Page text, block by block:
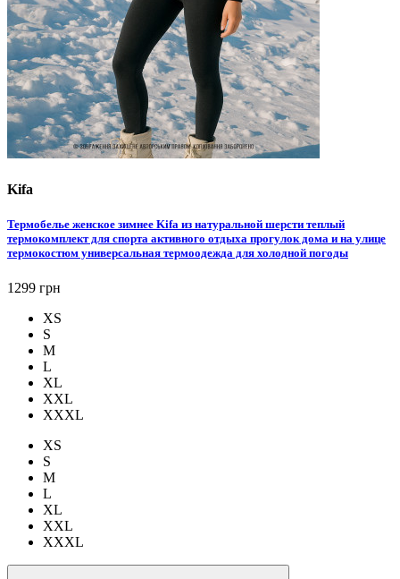
Kifa
Термобелье женское зимнее Kifa из натуральной шерсти теплый
термокомплект для спорта активного отдыха прогулок дома и на улице
термокостюм универсальная термоодежда для холодной погоды
1299 грн
XS
S
M
L
XL
XXL
XXXL
XS
S
M
L
XL
XXL
XXXL